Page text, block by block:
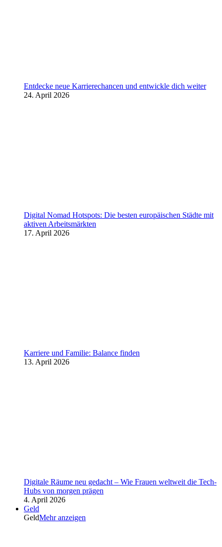
Entdecke neue Karrierechancen und entwickle dich weiter
24. April 2026
Digital Nomad Hotspots: Die besten europäischen Städte mit
aktiven Arbeitsmärkten
17. April 2026
Karriere und Familie: Balance finden
13. April 2026
Digitale Räume neu gedacht – Wie Frauen weltweit die Tech-
Hubs von morgen prägen
4. April 2026
Geld
GeldMehr anzeigen